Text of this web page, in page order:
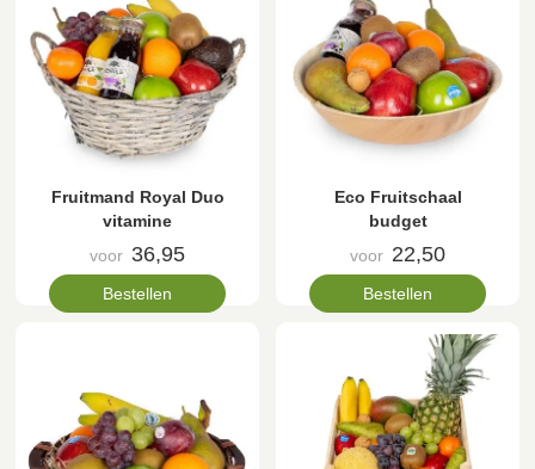
Fruitmand Royal Duo
vitamine
voor 36,95
Bestellen
Eco Fruitschaal
budget
voor 22,50
Bestellen